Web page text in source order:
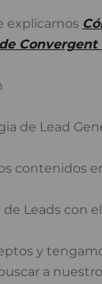
explicamos
de Lead
contenidos
de Leads con
y
a